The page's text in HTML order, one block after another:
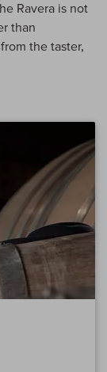
Ravera is not
than
the taster,